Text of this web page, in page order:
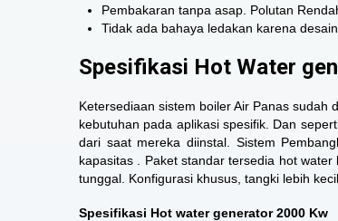
Pembakaran tanpa asap. Polutan
Tidak ada bahaya ledakan karena desain
Spesifikasi Hot Water
Ketersediaan sistem boiler Air Panas
kebutuhan pada aplikasi spesifik. Dan
dari saat mereka diinstal. Sistem
kapasitas . Paket standartersedia hot water
tunggal. Konfigurasi khusus, tangki lebih
Spesifikasi Hot water generator 2000 Kw